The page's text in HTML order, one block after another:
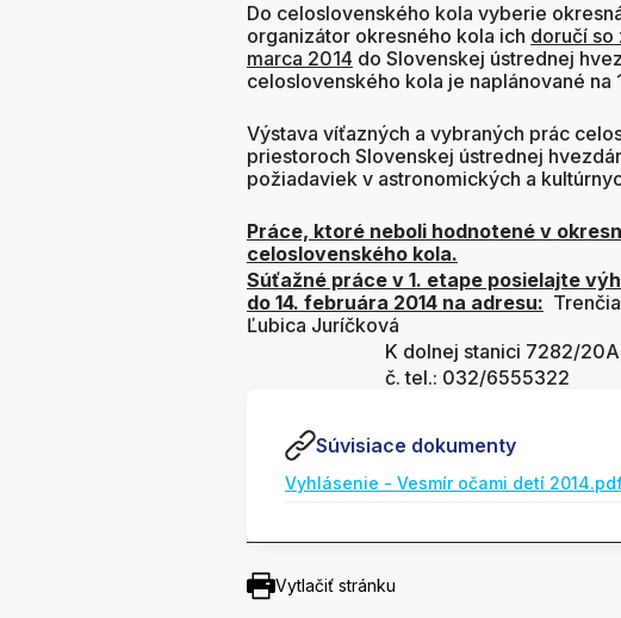
Do celoslovenského kola vyberie
organizátor okresného kola ich doručí so
marca 2014 do Slovenskej ústrednej
celoslovenského kola je naplánované na
Výstava víťazných a vybraných prác
priestoroch Slovenskej ústrednej
požiadaviek v astronomických a
Práce, ktoré neboli hodnotené v
celoslovenského kola.
Súťažné práce v 1. etape posielajte
do 14. februára 2014 na adresu:
Ľubica Juríčková
K dolnej stanici 7282/20A
č. tel.: 032/6555322
Súvisiace dokumenty
Vyhlásenie - Vesmír očami detí
Vytlačiť stránku